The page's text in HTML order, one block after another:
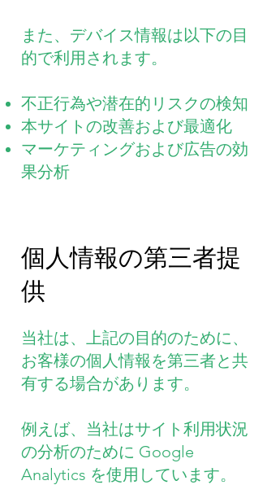
また、デバイス情報は以下の目
的で利用されます。
不正行為や潜在的リスクの検知
本サイトの改善および最適化
マーケティングおよび広告の効
果分析
個人情報の第三者提
供
当社は、上記の目的のために、
お客様の個人情報を第三者と共
有する場合があります。
例えば、当社はサイト利用状況
の分析のために Google
Analytics を使用しています。